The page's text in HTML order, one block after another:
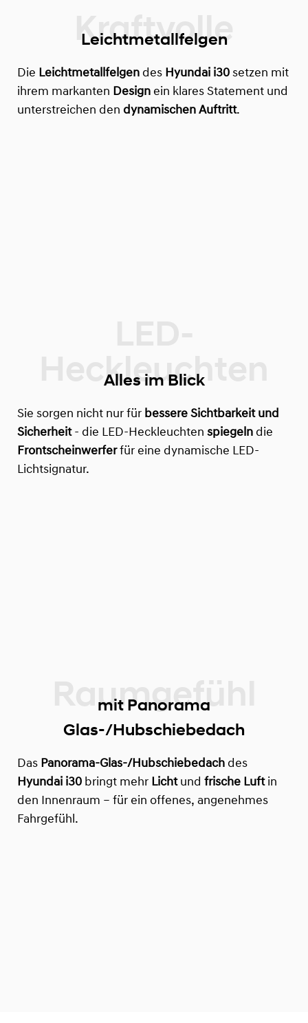
Leichtmetallfelgen
Die Leichtmetallfelgen des Hyundai i30 setzen mit
ihrem markanten Design ein klares Statement und
unterstreichen den dynamischen Auftritt.
Alles im Blick
Sie sorgen nicht nur für bessere Sichtbarkeit und
Sicherheit- die LED-Heckleuchten spiegeln die
Frontscheinwerferfür eine dynamische LED-
Lichtsignatur.
mit Panorama
Glas-/Hubschiebedach
Das Panorama-Glas-/Hubschiebedach des
Hyundai i30 bringt mehr Lichtund frische Luftin
den Innenraum – für ein offenes, angenehmes
Fahrgefühl.